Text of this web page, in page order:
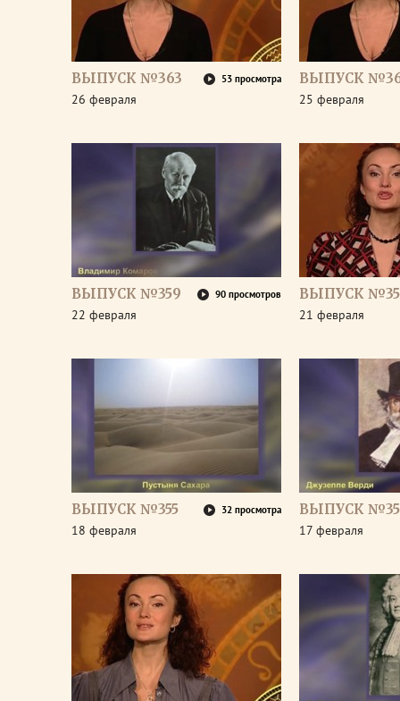
ВЫПУСК №363 53 просмотра
26 февраля
ВЫПУСК
25 февраля
ВЫПУСК №359 90 просмотров
22 февраля
ВЫПУСК
21 февраля
ВЫПУСК №355 32 просмотра
18 февраля
ВЫПУСК
17 февраля